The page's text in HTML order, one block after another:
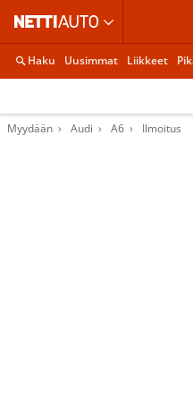
Haku Uusimmat Liikkeet
Myydään Audi A6 Ilmoitus